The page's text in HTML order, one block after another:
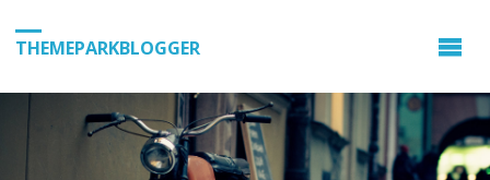
THEMEPARKBLOGGER